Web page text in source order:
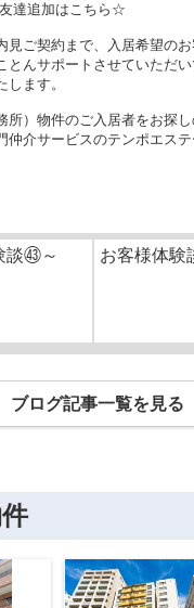
達追加はこちら☆
見ご契約まで、入居希望の
とんサポートさせていただ
ます。
所）物件のご入居者をお探
仲介サービスのテンポエス
談㊸～
お客様体験
ブログ記事一覧を見る